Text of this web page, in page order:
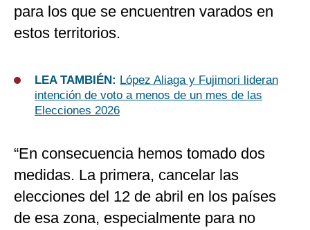
para los que se encuentren varados en
estos territorios.
LEA TAMBIÉN: López Aliaga y Fujimori lideran
intención de voto a menos de un mes de las
Elecciones 2026
“En consecuencia hemos tomado dos
medidas. La primera, cancelar las
elecciones del 12 de abril en los países
de esa zona, especialmente para no